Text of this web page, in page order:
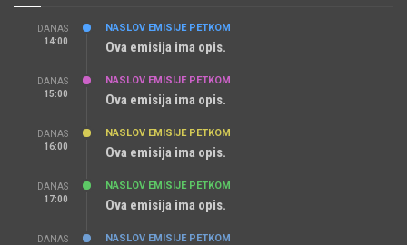
DANAS
14:00
NASLOV EMISIJE PETKOM
Ova emisija ima opis.
DANAS
15:00
NASLOV EMISIJE PETKOM
Ova emisija ima opis.
DANAS
16:00
NASLOV EMISIJE PETKOM
Ova emisija ima opis.
DANAS
17:00
NASLOV EMISIJE PETKOM
Ova emisija ima opis.
DANAS
NASLOV EMISIJE PETKOM